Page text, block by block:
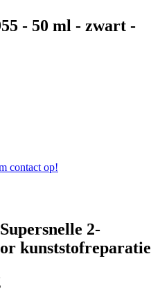
- 50 ml - zwart -
contact op!
2-
kunststofreparatie